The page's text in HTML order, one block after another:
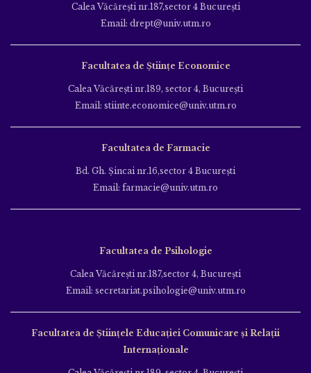
Calea Văcăreşti nr.187,sector 4 Bucureşti
Email: drept@univ.utm.ro
Facultatea de Științe Economice
Calea Văcăreşti nr.189, sector 4, Bucureşti
Email: stiinte.economice@univ.utm.ro
Facultatea de Farmacie
Bd. Gh. Şincai nr.16,sector 4 Bucureşti
Email: farmacie@univ.utm.ro
Facultatea de Psihologie
Calea Văcăreşti nr.187,sector 4, Bucureşti
Email: secretariat.psihologie@univ.utm.ro
Facultatea de Ştiinţele Educației Comunicare și Relații
Internaționale